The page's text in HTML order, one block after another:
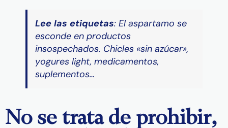
Lee las etiquetas: El aspartamo se
esconde en productos
insospechados. Chicles «sin azúcar»,
yogures light, medicamentos,
suplementos…
No se trata de prohibir,